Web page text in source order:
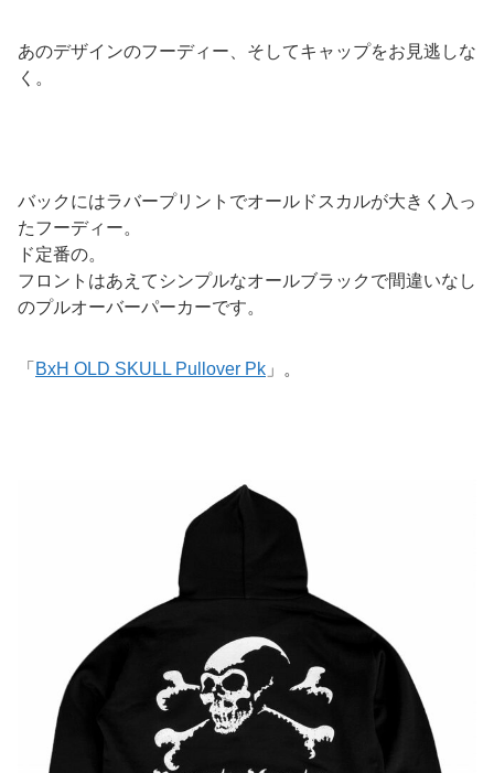
あのデザインのフーディー、そしてキャップをお見逃しな
く。
バックにはラバープリントでオールドスカルが大きく入っ
たフーディー。
ド定番の。
フロントはあえてシンプルなオールブラックで間違いなし
のプルオーバーパーカーです。
「 BxH OLD SKULL Pullover Pk 」。